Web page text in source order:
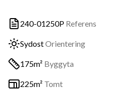
240-01250P Referens
SydostOrientering
175m² Byggyta
225m² Tomt